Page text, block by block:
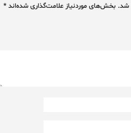
شد. بخش‌های موردنیاز علامت‌گذاری شده‌اند *